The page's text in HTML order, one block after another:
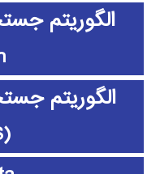
الگوریتم
(GELS)